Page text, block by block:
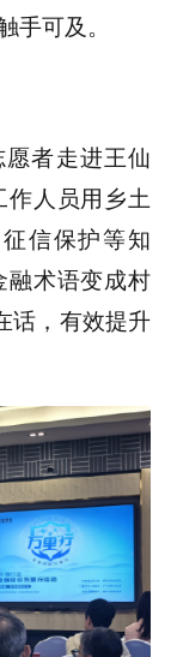
手可及。
愿者走进王仙
人员用乡土
信保护等知
融术语变成村
话，有效提升